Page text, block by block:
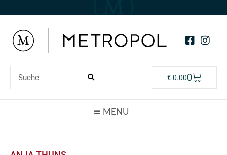
€0.000